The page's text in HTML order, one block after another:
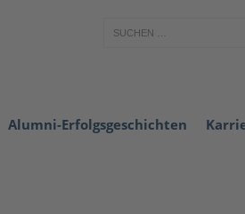
Alumni-Erfolgsgeschichten